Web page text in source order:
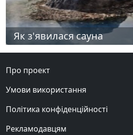
Як з'явилася сауна
Про проект
Умови використання
Політика конфіденційності
Рекламодавцям